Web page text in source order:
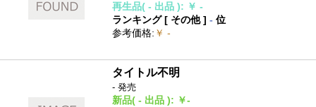
再生品( - 出品 ): ￥ -
ランキング [ その他]- 位
参考価格: ￥ -
タイトル不明
- 発売
新品( - 出品 ): ￥-